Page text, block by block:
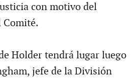
con motivo del
Comité.
Holder tendrá lugar luego
jefe de la División